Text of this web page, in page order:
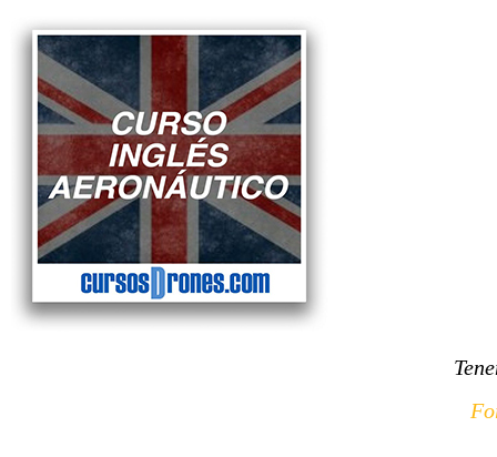
Servicios
Tienda